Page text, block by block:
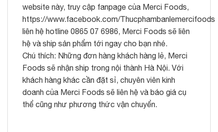
website này, truy cập fanpage của Merci Foods,
https://www.facebook.com/Thucphambanlemercifoods
liên hệ hotline 0865 07 6986, Merci Foods sẽ liên
hệ và ship sản phẩm tới ngay cho bạn nhé.
Chú thích: Những đơn hàng khách hàng lẻ, Merci
Foods sẽ nhận ship trong nội thành Hà Nội. Với
khách hàng khác cần đặt sỉ, chuyên viên kinh
doanh của Merci Foods sẽ liên hệ và báo giá cụ
thể cũng như phương thức vận chuyển.